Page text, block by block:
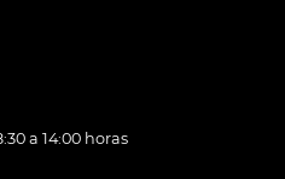
a 14:00 horas